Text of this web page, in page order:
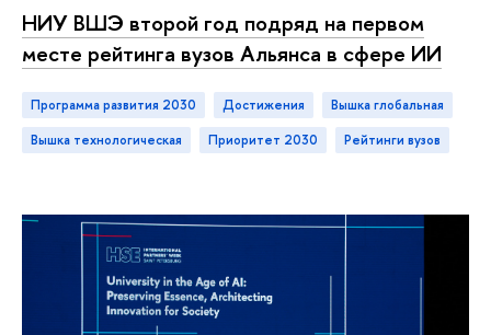
НИУ ВШЭ второй год подряд на первом
месте рейтинга вузов Альянса в сфере ИИ
Программа развития 2030 достижения
Вышка глобальная
Вышка технологическая
Приоритет 2030 рейтинги вузов